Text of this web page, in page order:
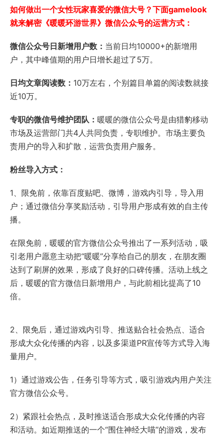
如何做出一个女性玩家喜爱的微信大号？下面gamelook
就来解密《暖暖环游世界》微信公众号的运营方式：
微信公众号日新增用户数： 当前日均10000+的新增用
户，其中峰值期的用户日增长超过了5万。
日均文章阅读数： 10万左右，个别篇目单篇的阅读数就接
近10万。
专职的微信号维护团队： 暖暖的微信公众号是由猎豹移动
市场及运营部门共4人共同负责，专职维护。市场主要负
责用户的导入和扩散，运营负责用户服务。
粉丝导入方式：
1、限免前，依靠百度贴吧、微博，游戏内引导，导入用
户；通过微信分享奖励活动，引导用户形成有效的自主传
播。
在限免前，暖暖的官方微信公众号推出了一系列活动，吸
引老用户愿意主动把“暖暖”分享给自己的朋友，在朋友圈
达到了刷屏的效果，形成了良好的口碑传播。活动上线之
后，暖暖的官方微信日新增用户，与此前相比提高了10
倍。
2、限免后，通过游戏内引导、推送贴合社会热点、适合
形成大众化传播的内容，以及多渠道PR宣传等方式导入海
量用户。
1）通过游戏公告，任务引导等方式，吸引游戏内用户关注
官方微信公众号。
2）紧跟社会热点，及时推送适合形成大众化传播的内容
和活动。如近期推送的一个“围住神经大喵”的游戏，发布